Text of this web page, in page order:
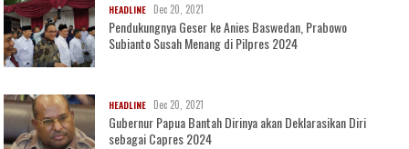
HEADLINE Dec 20, 2021
Pendukungnya Geser ke Anies Baswedan, Prabowo
Subianto Susah Menang di Pilpres 2024
HEADLINE Dec 20, 2021
Gubernur Papua Bantah Dirinya akan Deklarasikan Diri
sebagai Capres 2024